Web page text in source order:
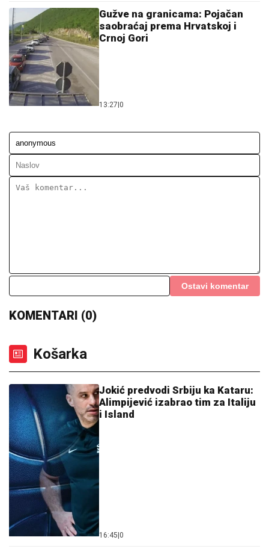
Gužve na granicama: Pojačan
saobraćaj prema Hrvatskoj i
Crnoj Gori
13:27 0
Ostavi komentar
KOMENTARI (0)
Košarka
Jokić predvodi Srbiju ka Kataru:
Alimpijević izabrao tim za Italiju
i Island
16:45 0